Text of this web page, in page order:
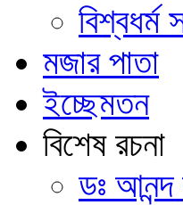
বিশ্বধর্ম
মজার পাতা
ইচ্ছেমতন
বিশেষ রচনা
ডঃ আনন্দ